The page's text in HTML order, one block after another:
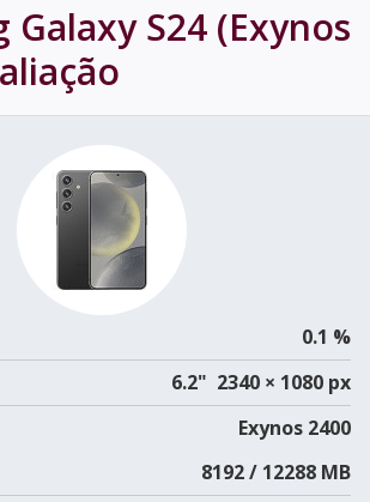
Galaxy S24 (Exynos
0.1 %
6.2" 2340 × 1080 px
Exynos 2400
8192 / 12288 MB